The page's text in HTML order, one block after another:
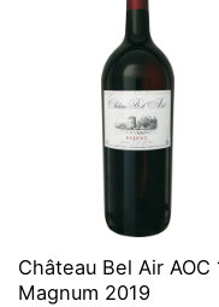
Château Bel Air AOC
Magnum 2019